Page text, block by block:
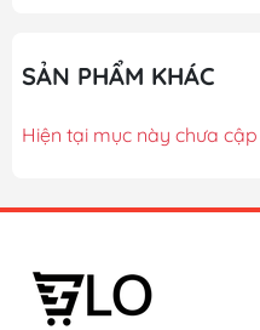
SẢN PHẨM KHÁC
Hiện tại mục này chưa